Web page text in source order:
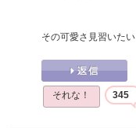
その可愛さ見習いたい
それな！ 345